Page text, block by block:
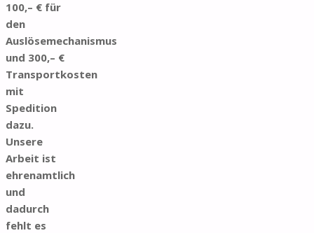
100,– € für
den
Auslösemechanismus
und 300,– €
Transportkosten
mit
Spedition
dazu.
Unsere
Arbeit ist
ehrenamtlich
und
dadurch
fehlt es